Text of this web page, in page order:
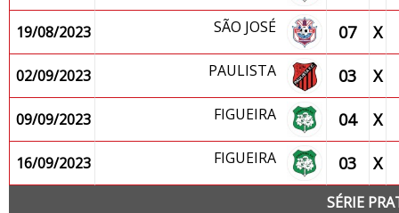
19/08/2023 SÃO JOSÉ 07 X
02/09/2023 PAULISTA 03 X
09/09/2023 FIGUEIRA 04 X
16/09/2023 FIGUEIRA 03 X
SÉRIE